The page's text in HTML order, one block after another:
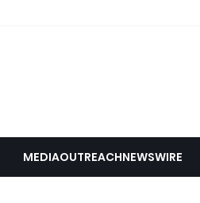
MEDIAOUTREACHNEWSWIRE